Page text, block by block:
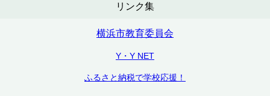
リンク集
横浜市教育委員会
Y・Y NET
ふるさと納税で学校応援！